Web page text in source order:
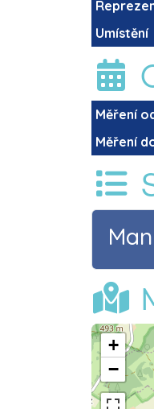
Umístění
Měření
Měření
+
−